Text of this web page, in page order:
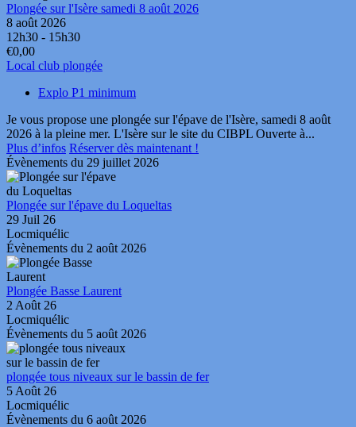
Plongée sur l'Isère samedi 8 août 2026
8 août 2026
12h30 - 15h30
€0,00
Local club plongée
Explo P1 minimum
Je vous propose une plongée sur l'épave de l'Isère, samedi 8 août
2026 à la pleine mer. L'Isère sur le site du CIBPL Ouverte à...
Plus d’infos Réserver dès maintenant !
Évènements du 29 juillet 2026
Plongée sur l'épave du Loqueltas
29 Juil 26
Locmiquélic
Évènements du 2 août 2026
Plongée Basse Laurent
2 Août 26
Locmiquélic
Évènements du 5 août 2026
plongée tous niveaux sur le bassin de fer
5 Août 26
Locmiquélic
Évènements du 6 août 2026